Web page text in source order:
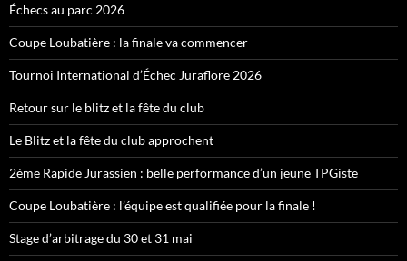
Échecs au parc 2026
Coupe Loubatière : la finale va commencer
Tournoi International d’Échec Juraflore 2026
Retour sur le blitz et la fête du club
Le Blitz et la fête du club approchent
2ème Rapide Jurassien : belle performance d’un jeune TPGiste
Coupe Loubatière : l’équipe est qualifiée pour la finale !
Stage d’arbitrage du 30 et 31 mai